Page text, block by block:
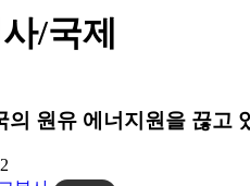
/국제
의 원유 에너지원을 끊고